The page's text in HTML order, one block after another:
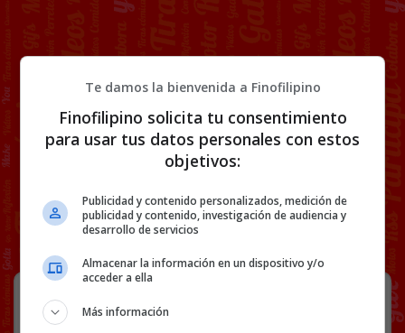
[video_player id=316223]
Te damos la bienvenida a Finofilipino
Finofilipino solicita tu consentimiento
para usar tus datos personales con estos
objetivos:
Publicidad y contenido personalizados, medición de
publicidad y contenido, investigación de audiencia y
desarrollo de servicios
Almacenar la información en un dispositivo y/o
acceder a ella
Más información